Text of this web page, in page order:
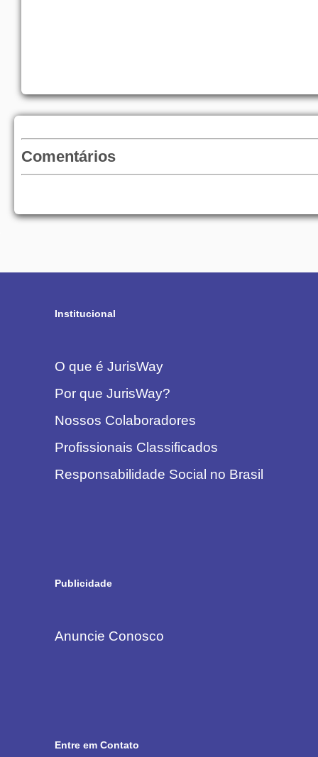
Comentários
Institucional
O que é JurisWay
Por que JurisWay?
Nossos Colaboradores
Profissionais Classificados
Responsabilidade Social no Brasil
Publicidade
Anuncie Conosco
Entre em Contato